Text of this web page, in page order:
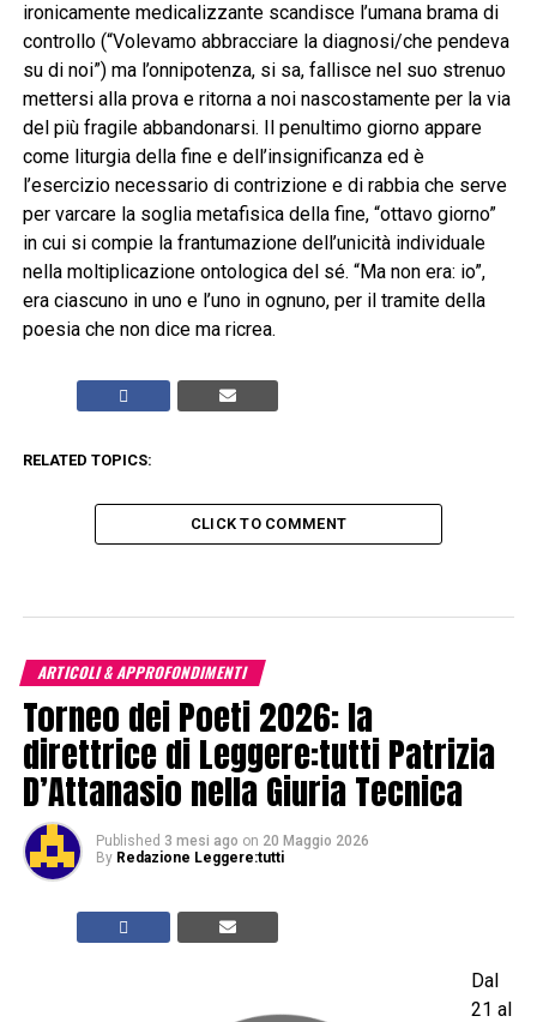
ironicamente medicalizzante scandisce l’umana brama di
controllo (“Volevamo abbracciare la diagnosi/che pendeva
su di noi”) ma l’onnipotenza, si sa, fallisce nel suo strenuo
mettersi alla prova e ritorna a noi nascostamente per la via
del più fragile abbandonarsi. Il penultimo giorno appare
come liturgia della fine e dell’insignificanza ed è
l’esercizio necessario di contrizione e di rabbia che serve
per varcare la soglia metafisica della fine, “ottavo giorno”
in cui si compie la frantumazione dell’unicità individuale
nella moltiplicazione ontologica del sé. “Ma non era: io”,
era ciascuno in uno e l’uno in ognuno, per il tramite della
poesia che non dice ma ricrea.
RELATED TOPICS:
CLICK TO COMMENT
ARTICOLI & APPROFONDIMENTI
Torneo dei Poeti 2026: la
direttrice di Leggere:tutti Patrizia
D’Attanasio nella Giuria Tecnica
Published 3 mesi ago on 20 Maggio 2026
By Redazione Leggere:tutti
Dal
21 al